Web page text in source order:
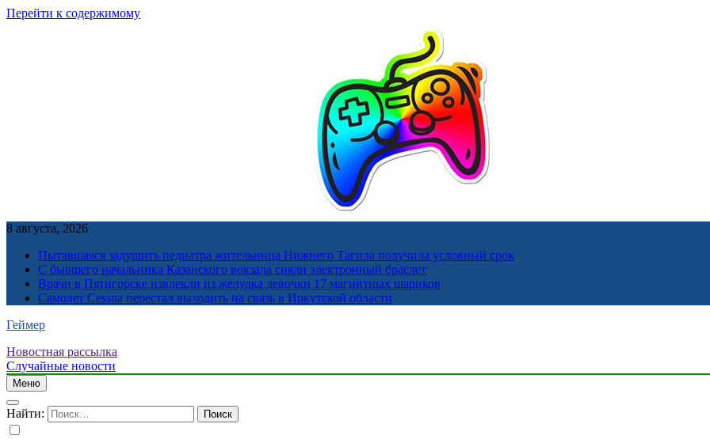
Перейти к содержимому
8 августа, 2026
Пытавшаяся задушить педиатра жительница Нижнего Тагила получила условный срок
С бывшего начальника Казанского вокзала сняли электронный браслет
Врачи в Пятигорске извлекли из желудка девочки 17 магнитных шариков
Самолет Cessna перестал выходить на связь в Иркутской области
Геймер
Новостная рассылка
Случайные новости
Меню
Найти: